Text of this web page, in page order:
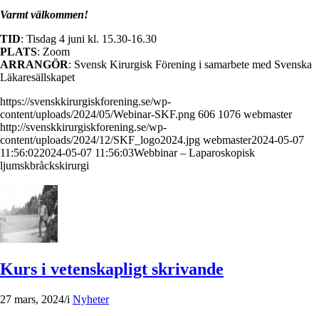
Varmt välkommen!
TID: Tisdag 4 juni kl. 15.30-16.30
PLATS: Zoom
ARRANGÖR: Svensk Kirurgisk Förening i samarbete med Svenska
Läkaresällskapet
https://svenskkirurgiskforening.se/wp-
content/uploads/2024/05/Webinar-SKF.png 606 1076 webmaster
http://svenskkirurgiskforening.se/wp-
content/uploads/2024/12/SKF_logo2024.jpg webmaster2024-05-07
11:56:022024-05-07 11:56:03Webbinar – Laparoskopisk
ljumskbråckskirurgi
Kurs i vetenskapligt skrivande
27 mars, 2024/i Nyheter